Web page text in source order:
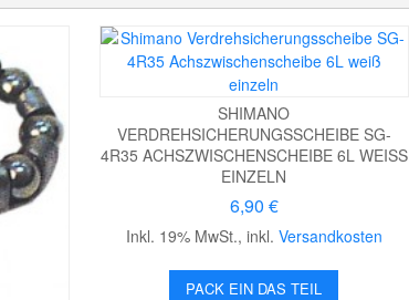
SHIMANO
VERDREHSICHERUNGSSCHEIBE SG-
4R35 ACHSZWISCHENSCHEIBE 6L WEISS E
INZELN
6,90 €
Inkl. 19% MwSt., inkl. Versandkosten
PACK EIN DAS TEIL